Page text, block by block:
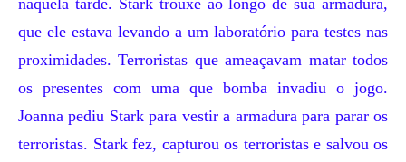
naquela tarde. Stark trouxe ao longo de sua armadura,
que ele estava levando a um laboratório para testes nas
proximidades. Terroristas que ameaçavam matar todos
os presentes com uma que bomba invadiu o jogo.
Joanna pediu Stark para vestir a armadura para parar os
terroristas. Stark fez, capturou os terroristas e salvou os